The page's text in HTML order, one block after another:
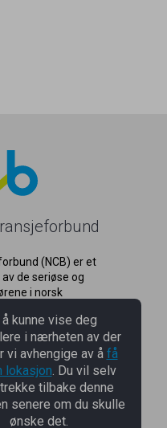
(NCB) er et
de seriøse og
i norsk
å kunne vise deg
i nærheten av der
vi avhengige av å få
lokasjon. Du vil selv
tilbake denne
senere om du skulle
ønske det.